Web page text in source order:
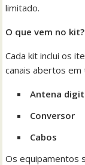
limitado.
O que vem no kit?
Cada kit inclui os
canais abertos
Antena
Conversor
Cabos
Os equipamentos